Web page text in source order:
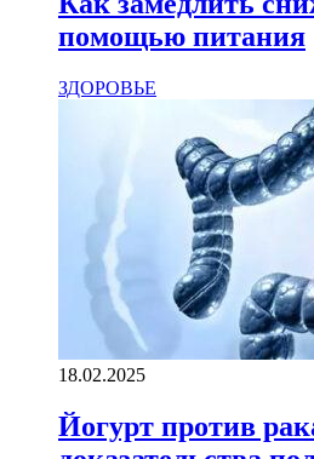
помощью питания
ЗДОРОВЬЕ
18.02.2025
Йогурт против